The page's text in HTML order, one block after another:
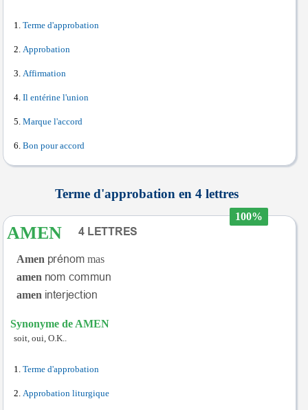
Terme d'approbation
Approbation
Affirmation
Il entérine l'union
Marque l'accord
Bon pour accord
Terme d'approbation en 4 lettres
100%
AMEN
Amen
mas
amen
amen
Synonyme de AMEN
soit, oui, O.K..
Terme d'approbation
Approbation liturgique